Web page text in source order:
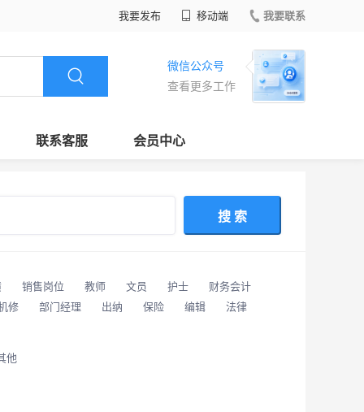
我要发布 移动端 我要联系
微信公众号
查看更多工作
联系客服 会员中心
搜 索
销售岗位 教师 文员 护士
财务会计
修 部门经理 出纳 保险 编辑
法律
他